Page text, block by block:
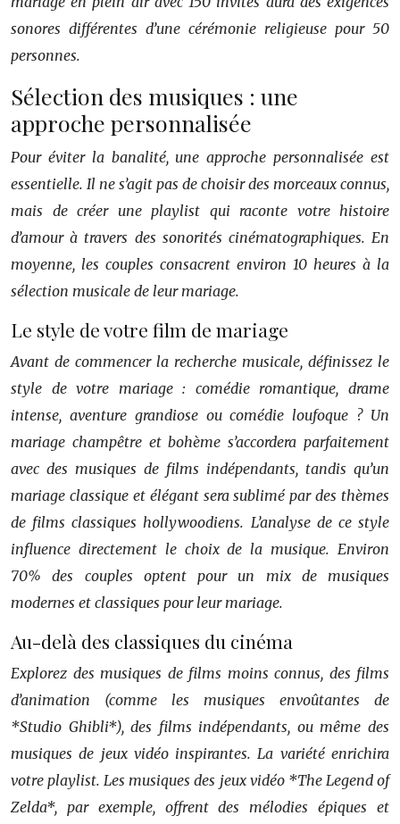
sonores différentes d’une cérémonie religieuse pour 50
personnes.
Sélection des musiques : une
approche personnalisée
Pour éviter la banalité, une approche personnalisée est
essentielle. Il ne s’agit pas de choisir des morceaux connus,
mais de créer une playlist qui raconte votre histoire
d’amour à travers des sonorités cinématographiques. En
moyenne, les couples consacrent environ 10 heures à la
sélection musicale de leur mariage.
Le style de votre film de mariage
Avant de commencer la recherche musicale, définissez le
style de votre mariage : comédie romantique, drame
intense, aventure grandiose ou comédie loufoque ? Un
mariage champêtre et bohème s’accordera parfaitement
avec des musiques de films indépendants, tandis qu’un
mariage classique et élégant sera sublimé par des thèmes
de films classiques hollywoodiens. L’analyse de ce style
influence directement le choix de la musique. Environ
70% des couples optent pour un mix de musiques
modernes et classiques pour leur mariage.
Au-delà des classiques du cinéma
Explorez des musiques de films moins connus, des films
d’animation (comme les musiques envoûtantes de
*Studio Ghibli*), des films indépendants, ou même des
musiques de jeux vidéo inspirantes. La variété enrichira
votre playlist. Les musiques des jeux vidéo *The Legend of
Zelda*, par exemple, offrent des mélodies épiques et